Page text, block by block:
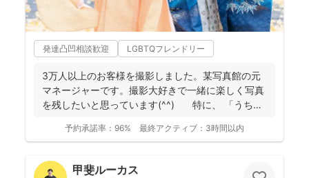
発達凸凹相談歓迎 LGBTQフレンドリー
3万人以上のお客様を撮影しました。某写真館の元
マネージャーです。撮影大好きで一緒に楽しく写真
を残したいと思っています(^^) 特に、 「うち
予約承諾率： 96% 最終アクティブ： 3時間以内
甲斐ルーカス